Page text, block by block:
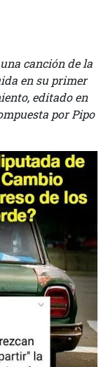
canción de la
en su primer
editado en
por Pipo